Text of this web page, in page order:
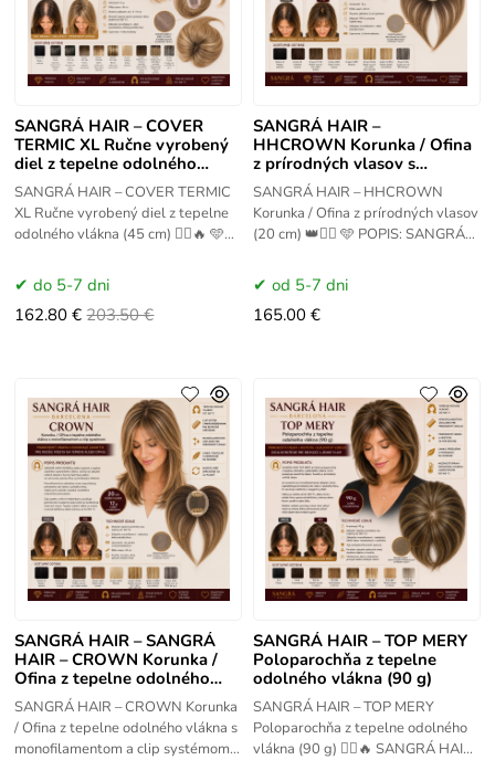
SANGRÁ HAIR – COVER
TERMIC XL Ručne vyrobený
diel z tepelne odolného
vlákna
SANGRÁ HAIR – COVER TERMIC
XL Ručne vyrobený diel z tepelne
odolného vlákna (45 cm) 💇‍♀️🔥 🩵
TERMIC XL je ručne
do 5-7 dni
162.80 € 203.50 €
SANGRÁ HAIR –
HHCROWN Korunka / Ofina
z prírodných vlasov s
monofilamentom a clip
systémom
SANGRÁ HAIR – HHCROWN
Korunka / Ofina z prírodných vlasov
(20 cm) 👑💇‍♀️ 🩵 POPIS: SANGRÁ
vyrobený doplnok z 100 %
od 5-7 dni
165.00 €
SANGRÁ HAIR – SANGRÁ
HAIR – CROWN Korunka /
Ofina z tepelne odolného
vlákna s monofilament
SANGRÁ HAIR – CROWN Korunka
/ Ofina z tepelne odolného vlákna s
monofilamentom a clip systémom
SANGRÁ HAIR – TOP MERY
Poloparochňa z tepelne
odolného vlákna (90 g)
SANGRÁ HAIR – TOP MERY
Poloparochňa z tepelne odolného
vlákna (90 g) 💇‍♀️🔥 SANGRÁ HAIR